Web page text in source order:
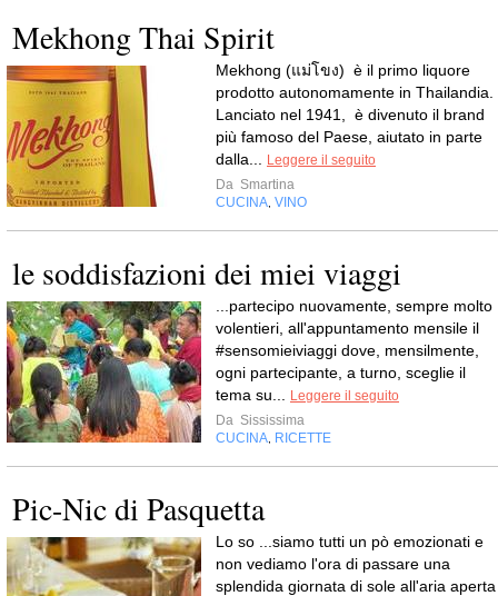
Mekhong Thai Spirit
Mekhong (แม่โขง) è il primo liquore
prodotto autonomamente in Thailandia.
Lanciato nel 1941, è divenuto il brand
più famoso del Paese, aiutato in parte
dalla...
Leggere il seguito
Da Smartina
CUCINA VINO
le soddisfazioni dei miei viaggi
...partecipo nuovamente, sempre molto
volentieri, all'appuntamento mensile il
#sensomieiviaggi dove, mensilmente,
ogni partecipante, a turno, sceglie il
tema su...
Leggere il seguito
Da Sississima
CUCINA RICETTE
Pic-Nic di Pasquetta
Lo so ...siamo tutti un pò emozionati e
non vediamo l'ora di passare una
splendida giornata di sole all'aria